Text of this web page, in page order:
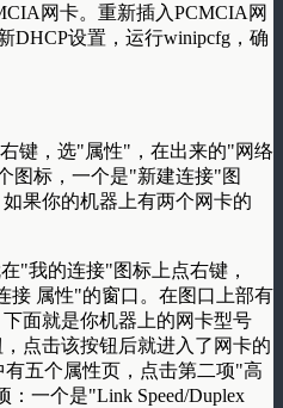
网卡。重新插入PCMCIA网
DHCP设置，运行winipcfg，确
键，选"属性"，在出来的"网络
图标，一个是"新建连接"图
果你的机器上有两个网卡的
"我的连接"图标上点右键，
接 属性"的窗口。在图口上部有
面就是你机器上的网卡型号
点击该按钮后就进入了网卡的
五个属性页，点击第二项"高
一个是"Link Speed/Duplex